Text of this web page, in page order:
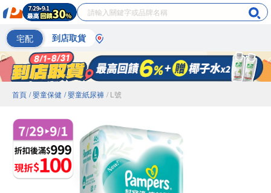
宅配 到店取貨
首頁 / 嬰童保健 / 嬰童紙尿褲 / L號